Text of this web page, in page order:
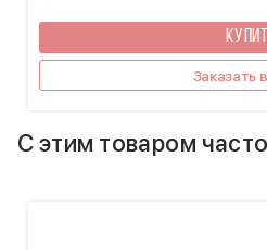
Заказать
С этим товаром